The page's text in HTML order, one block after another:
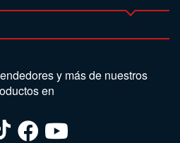
y más de nuestros
en